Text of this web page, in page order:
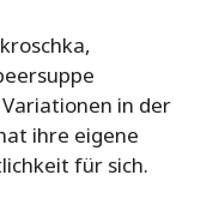
in der
ihre eigene
für sich.